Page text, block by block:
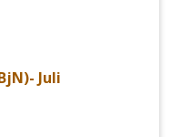
Juli